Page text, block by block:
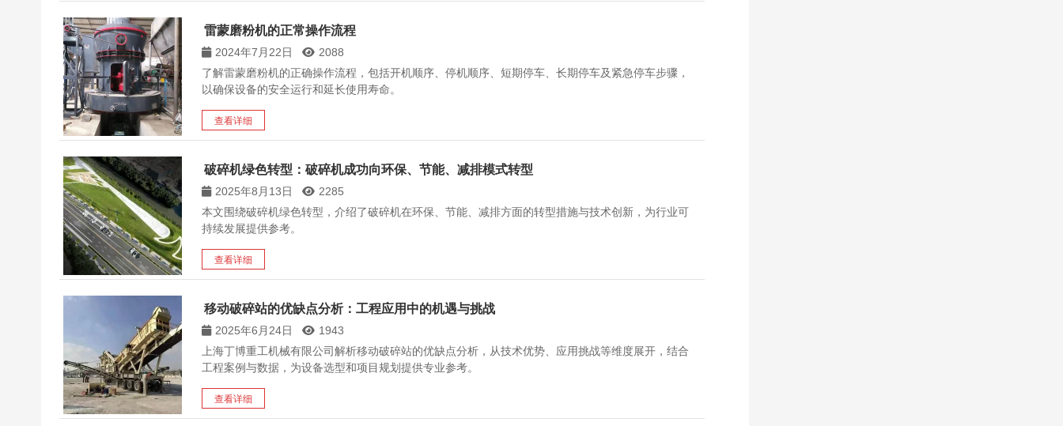
雷蒙磨粉机的正常操作流程
2024年7月22日
2088
了解雷蒙磨粉机的正确操作流程，包括开机顺序、停机顺序、短期停车、长期停车及紧急停车步骤，
以确保设备的安全运行和延长使用寿命。
查看详细
破碎机绿色转型：破碎机成功向环保、节能、减排模式转型
2025年8月13日
2285
本文围绕破碎机绿色转型，介绍了破碎机在环保、节能、减排方面的转型措施与技术创新，为行业可
持续发展提供参考。
查看详细
移动破碎站的优缺点分析：工程应用中的机遇与挑战​
2025年6月24日
1943
上海丁博重工机械有限公司解析移动破碎站的优缺点分析，从技术优势、应用挑战等维度展开，结合
工程案例与数据，为设备选型和项目规划提供专业参考。
查看详细